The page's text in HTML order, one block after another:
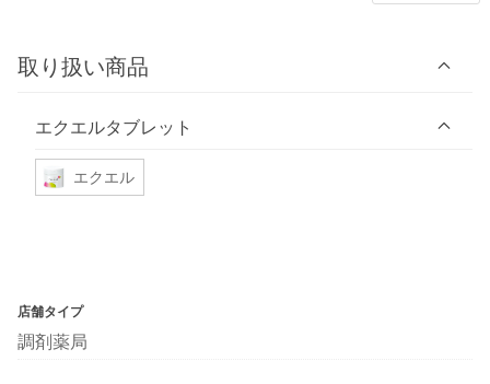
取り扱い商品
エクエルタブレット
エクエル
店舗タイプ
調剤薬局